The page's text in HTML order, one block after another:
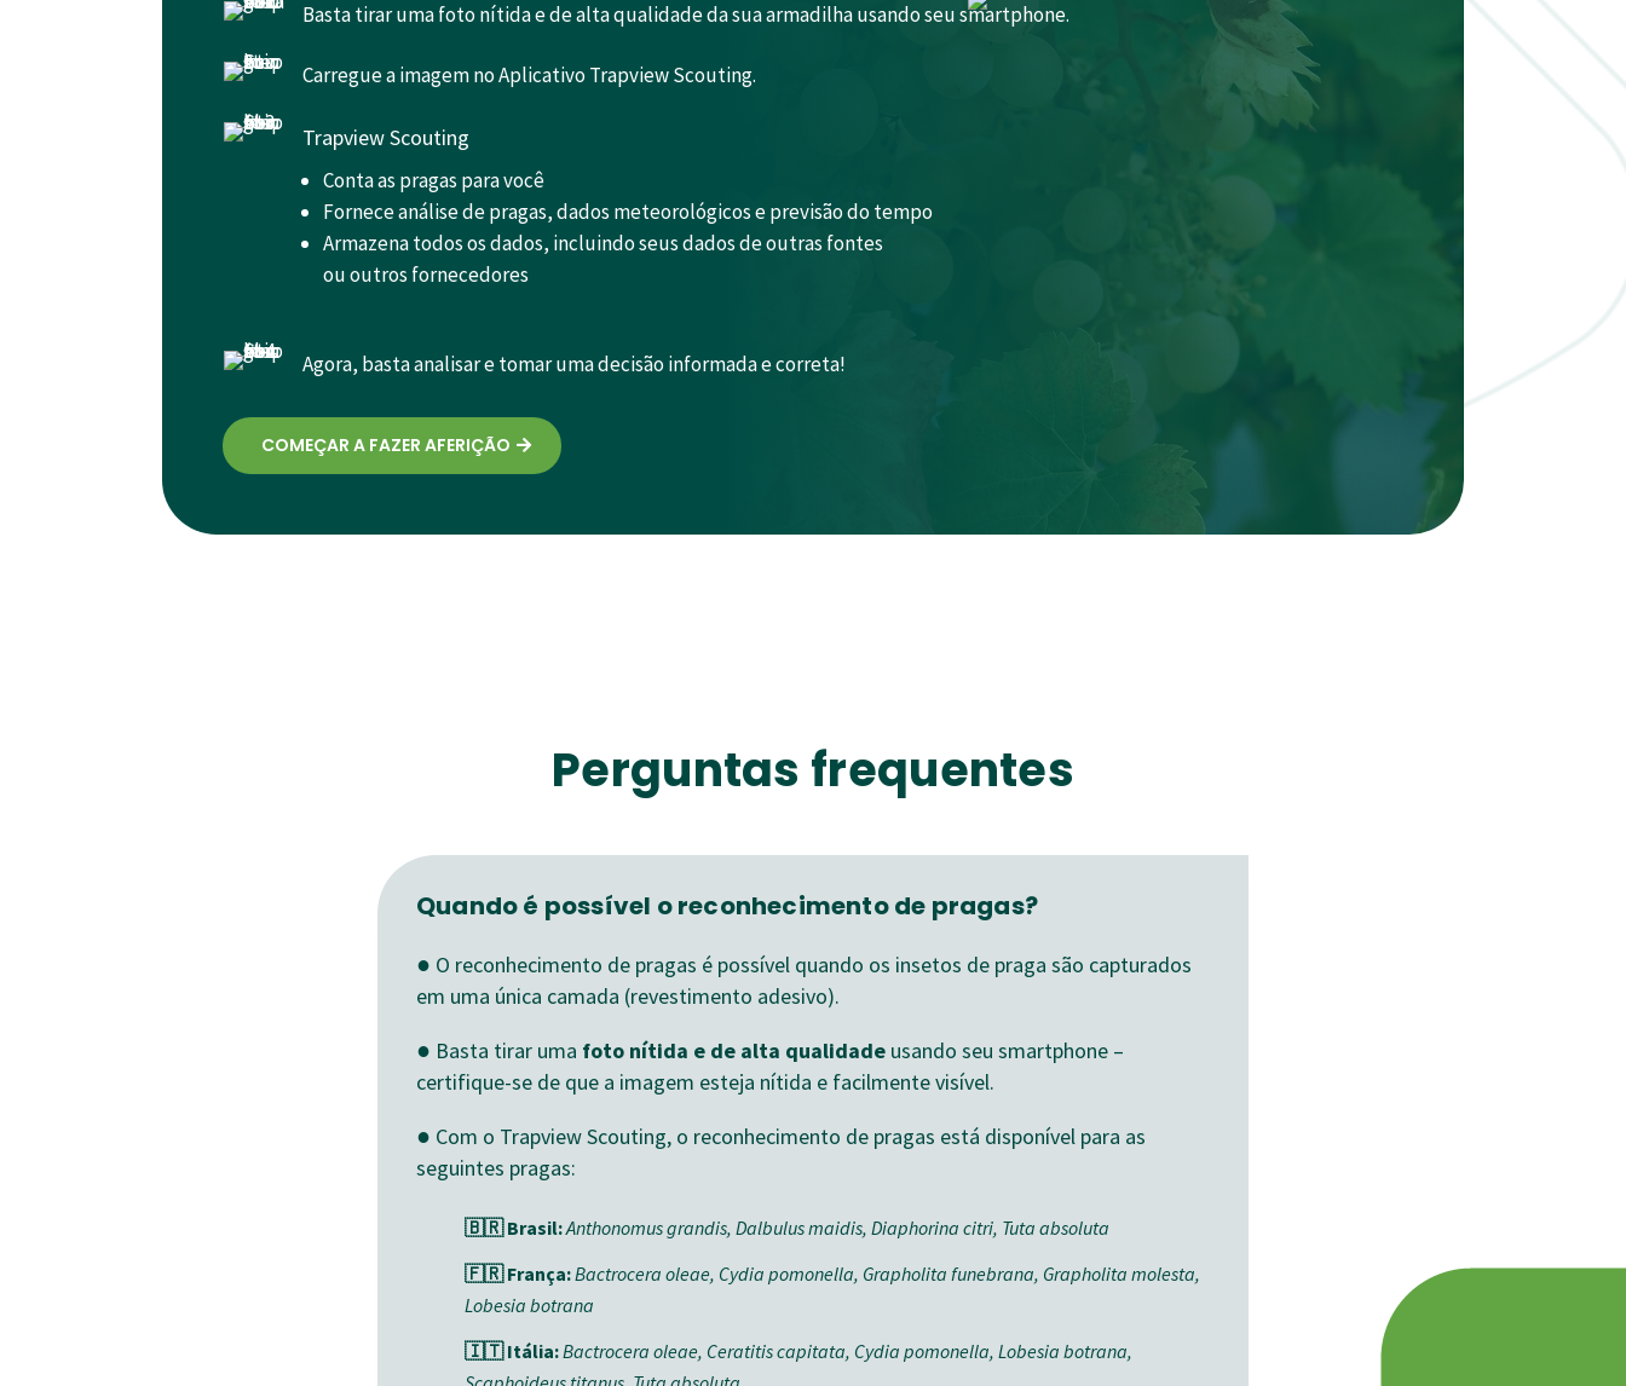
Basta tirar uma foto nítida e de alta qualidade da sua armadilha usando seu smartphone.
Carregue a imagem no Aplicativo Trapview Scouting.
Trapview Scouting
Conta as pragas para você
Fornece análise de pragas, dados meteorológicos e previsão do tempo
Armazena todos os dados, incluindo seus dados de outras fontes
ou outros fornecedores
Agora, basta analisar e tomar uma decisão informada e correta!
COMEÇAR A FAZER AFERIÇÃO
Perguntas frequentes
Quando é possível o reconhecimento de pragas?
● O reconhecimento de pragas é possível quando os insetos de praga são capturados
em uma única camada (revestimento adesivo).
● Basta tirar uma foto nítida e de alta qualidade usando seu smartphone –
certifique-se de que a imagem esteja nítida e facilmente visível.
● Com o Trapview Scouting, o reconhecimento de pragas está disponível para as
seguintes pragas:
🇧🇷 Brasil:Anthonomus grandis, Dalbulus maidis, Diaphorina citri, Tuta absoluta
🇫🇷 França:Bactrocera oleae, Cydia pomonella, Grapholita funebrana, Grapholita molesta,
Lobesia botrana
🇮🇹 Itália:Bactrocera oleae, Ceratitis capitata, Cydia pomonella, Lobesia botrana,